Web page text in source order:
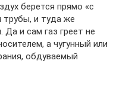
берется прямо «с
трубы, и туда же
Да и сам газ греет не
а чугунный или
обдуваемый